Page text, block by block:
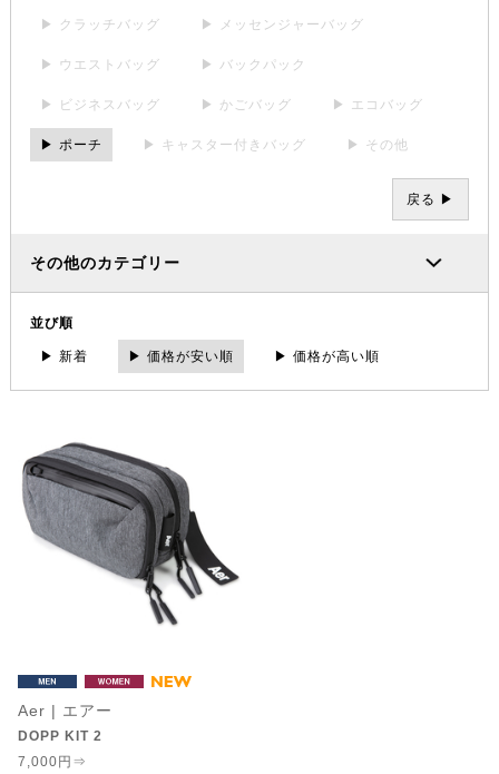
▶ クラッチバッグ ▶ メッセンジャーバッグ
▶ ウエストバッグ ▶ バックパック
▶ ビジネスバッグ ▶ かごバッグ ▶ エコバッグ
▶ ポーチ ▶ キャスター付きバッグ ▶ その他
戻る ▶
その他のカテゴリー
並び順
▶ 新着 ▶ 価格が安い順 ▶ 価格が高い順
Aer | エアー
DOPP KIT 2
7,000円⇒